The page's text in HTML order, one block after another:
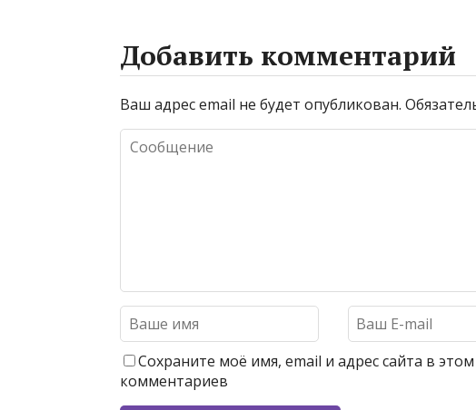
Добавить комментарий
Ваш адрес email не будет опубликован.
Сохраните моё имя, email и адрес сайта в
комментариев